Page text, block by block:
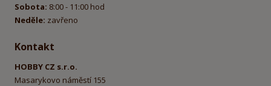
Sobota: 8:00 - 11:00 hod
Neděle: zavřeno
Kontakt
HOBBY CZ s.r.o.
Masarykovo náměstí 155